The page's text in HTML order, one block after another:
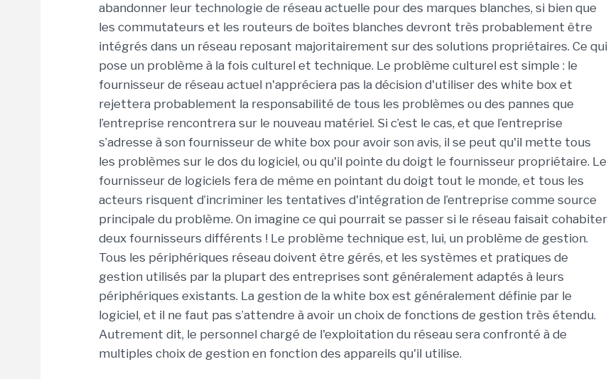
abandonner leur technologie de réseau actuelle pour des marques blanches, si bien que
les commutateurs et les routeurs de boîtes blanches devront très probablement être
intégrés dans un réseau reposant majoritairement sur des solutions propriétaires. Ce qui
pose un problème à la fois culturel et technique. Le problème culturel est simple : le
fournisseur de réseau actuel n'appréciera pas la décision d'utiliser des white box et
rejettera probablement la responsabilité de tous les problèmes ou des pannes que
l’entreprise rencontrera sur le nouveau matériel. Si c’est le cas, et que l’entreprise
s’adresse à son fournisseur de white box pour avoir son avis, il se peut qu'il mette tous
les problèmes sur le dos du logiciel, ou qu'il pointe du doigt le fournisseur propriétaire. Le
fournisseur de logiciels fera de même en pointant du doigt tout le monde, et tous les
acteurs risquent d’incriminer les tentatives d'intégration de l’entreprise comme source
principale du problème. On imagine ce qui pourrait se passer si le réseau faisait cohabiter
deux fournisseurs différents ! Le problème technique est, lui, un problème de gestion.
Tous les périphériques réseau doivent être gérés, et les systèmes et pratiques de
gestion utilisés par la plupart des entreprises sont généralement adaptés à leurs
périphériques existants. La gestion de la white box est généralement définie par le
logiciel, et il ne faut pas s’attendre à avoir un choix de fonctions de gestion très étendu.
Autrement dit, le personnel chargé de l'exploitation du réseau sera confronté à de
multiples choix de gestion en fonction des appareils qu'il utilise.